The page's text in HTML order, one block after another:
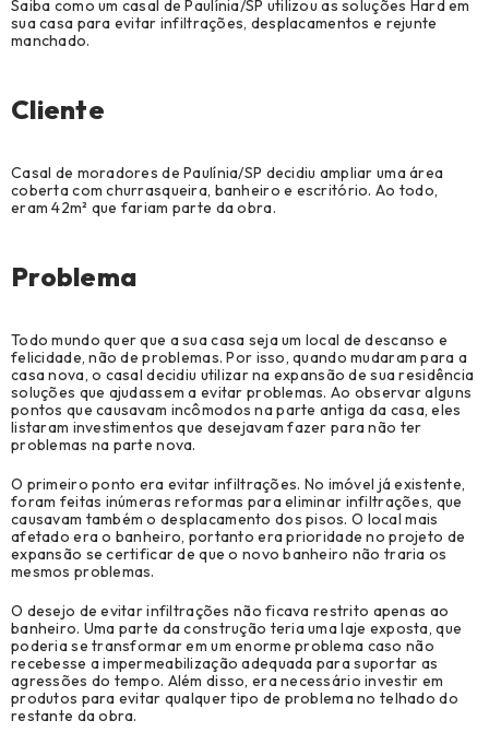
Saiba como um casal de Paulínia/SP utilizou as soluções Hard em
sua casa para evitar infiltrações, desplacamentos e rejunte
manchado.
Cliente
Casal de moradores de Paulínia/SP decidiu ampliar uma área
coberta com churrasqueira, banheiro e escritório. Ao todo,
eram 42m² que fariam parte da obra.
Problema
Todo mundo quer que a sua casa seja um local de descanso e
felicidade, não de problemas. Por isso, quando mudaram para a
casa nova, o casal decidiu utilizar na expansão de sua residência
soluções que ajudassem a evitar problemas. Ao observar alguns
pontos que causavam incômodos na parte antiga da casa, eles
listaram investimentos que desejavam fazer para não ter
problemas na parte nova.
O primeiro ponto era evitar infiltrações. No imóvel já existente,
foram feitas inúmeras reformas para eliminar infiltrações, que
causavam também o desplacamento dos pisos. O local mais
afetado era o banheiro, portanto era prioridade no projeto de
expansão se certificar de que o novo banheiro não traria os
mesmos problemas.
O desejo de evitar infiltrações não ficava restrito apenas ao
banheiro. Uma parte da construção teria uma laje exposta, que
poderia se transformar em um enorme problema caso não
recebesse a impermeabilização adequada para suportar as
agressões do tempo. Além disso, era necessário investir em
produtos para evitar qualquer tipo de problema no telhado do
restante da obra.
Agronegócio (7)
Cases de sucesso (32)
Construção Metálica e Pré-Moldado (97)
Modelação, Ferramentaria e Prototipagem (8)
Original Equipment Manufacturer (1)
Revenda (1)